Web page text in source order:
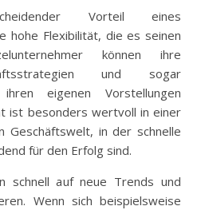
Vorteil eines
hohe Flexibilität, die es seinen
können ihre
und sogar
eigenen Vorstellungen
ist besonders wertvoll in einer
Geschäftswelt, in der schnelle
für den Erfolg sind.
schnell auf neue Trends und
Wenn sich beispielsweise